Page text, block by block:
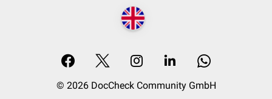
© 2026 DocCheck Community GmbH